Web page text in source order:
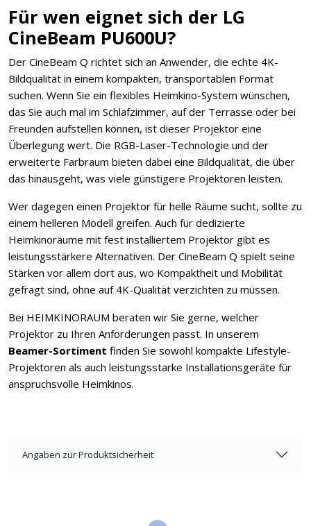
Für wen eignet sich der LG
CineBeam PU600U?
Der CineBeam Q richtet sich an Anwender, die echte 4K-
Bildqualität in einem kompakten, transportablen Format
suchen. Wenn Sie ein flexibles Heimkino-System wünschen,
das Sie auch mal im Schlafzimmer, auf der Terrasse oder bei
Freunden aufstellen können, ist dieser Projektor eine
Überlegung wert. Die RGB-Laser-Technologie und der
erweiterte Farbraum bieten dabei eine Bildqualität, die über
das hinausgeht, was viele günstigere Projektoren leisten.
Wer dagegen einen Projektor für helle Räume sucht, sollte zu
einem helleren Modell greifen. Auch für dedizierte
Heimkinoräume mit fest installiertem Projektor gibt es
leistungsstärkere Alternativen. Der CineBeam Q spielt seine
Stärken vor allem dort aus, wo Kompaktheit und Mobilität
gefragt sind, ohne auf 4K-Qualität verzichten zu müssen.
Bei HEIMKINORAUM beraten wir Sie gerne, welcher
Projektor zu Ihren Anforderungen passt. In unserem
Beamer-Sortiment finden Sie sowohl kompakte Lifestyle-
Projektoren als auch leistungsstarke Installationsgeräte für
anspruchsvolle Heimkinos.
Angaben zur Produktsicherheit